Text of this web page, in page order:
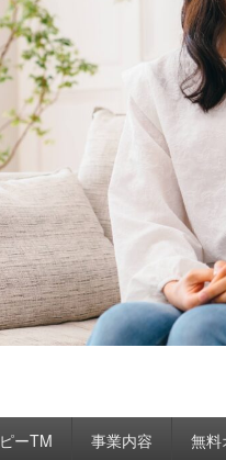
ーTM 事業内容 無料